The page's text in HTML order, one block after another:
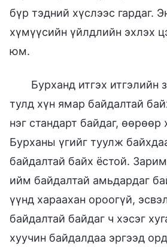
бүр тэдний хүслээс гардаг.
хүмүүсийн үйлдлийн эхлэх
юм.
Бурханд итгэх итгэлийн
тулд хүн ямар байдалтай
нэг стандарт байдаг, өөрөөр
Бурханы үгийг туулж
байдалтай байх ёстой.
ийм байдалтай амьдардаг
үүнд хараахан ороогүй,
байдалтай байдаг ч хэсэг
хуучин байдалдаа эргээд